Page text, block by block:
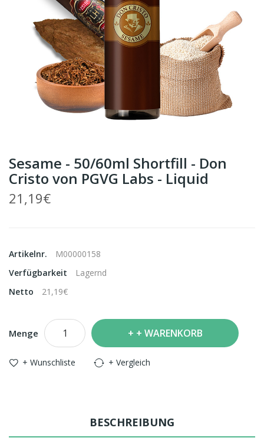
Sesame - 50/60ml Shortfill - Don
Cristo von PGVG Labs - Liquid
21,19€
Artikelnr.
M00000158
Verfügbarkeit
Lagernd
Netto
21,19€
Menge + WARENKORB
+ Wunschliste + Vergleich
BESCHREIBUNG